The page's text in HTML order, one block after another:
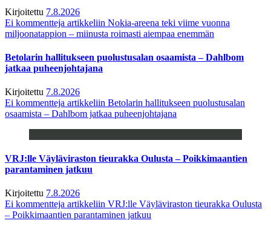
Kirjoitettu 7.8.2026
Ei kommentteja artikkeliin Nokia-areena teki viime vuonna
miljoonatappion – miinusta roimasti aiempaa enemmän
Betolarin hallitukseen puolustusalan osaamista – Dahlbom
jatkaa puheenjohtajana
Kirjoitettu 7.8.2026
Ei kommentteja artikkeliin Betolarin hallitukseen puolustusalan
osaamista – Dahlbom jatkaa puheenjohtajana
VRJ:lle Väyläviraston tieurakka Oulusta – Poikkimaantien
parantaminen jatkuu
Kirjoitettu 7.8.2026
Ei kommentteja artikkeliin VRJ:lle Väyläviraston tieurakka Oulusta
– Poikkimaantien parantaminen jatkuu